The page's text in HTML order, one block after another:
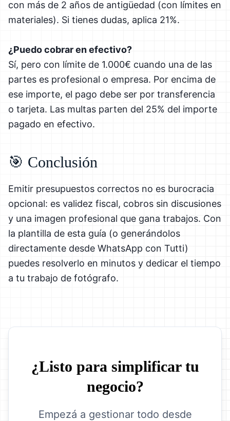
con más de 2 años de antigüedad (con límites en
materiales). Si tienes dudas, aplica 21%.
¿Puedo cobrar en efectivo?
Sí, pero con límite de 1.000€ cuando una de las
partes es profesional o empresa. Por encima de
ese importe, el pago debe ser por transferencia
o tarjeta. Las multas parten del 25% del importe
pagado en efectivo.
🎯 Conclusión
Emitir presupuestos correctos no es burocracia
opcional: es validez fiscal, cobros sin discusiones
y una imagen profesional que gana trabajos. Con
la plantilla de esta guía (o generándolos
directamente desde WhatsApp con Tutti)
puedes resolverlo en minutos y dedicar el tiempo
a tu trabajo de fotógrafo.
¿Listo para simplificar tu
negocio?
Empezá a gestionar todo desde